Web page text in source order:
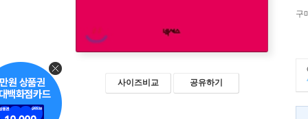
사이즈비교 공유하기
구